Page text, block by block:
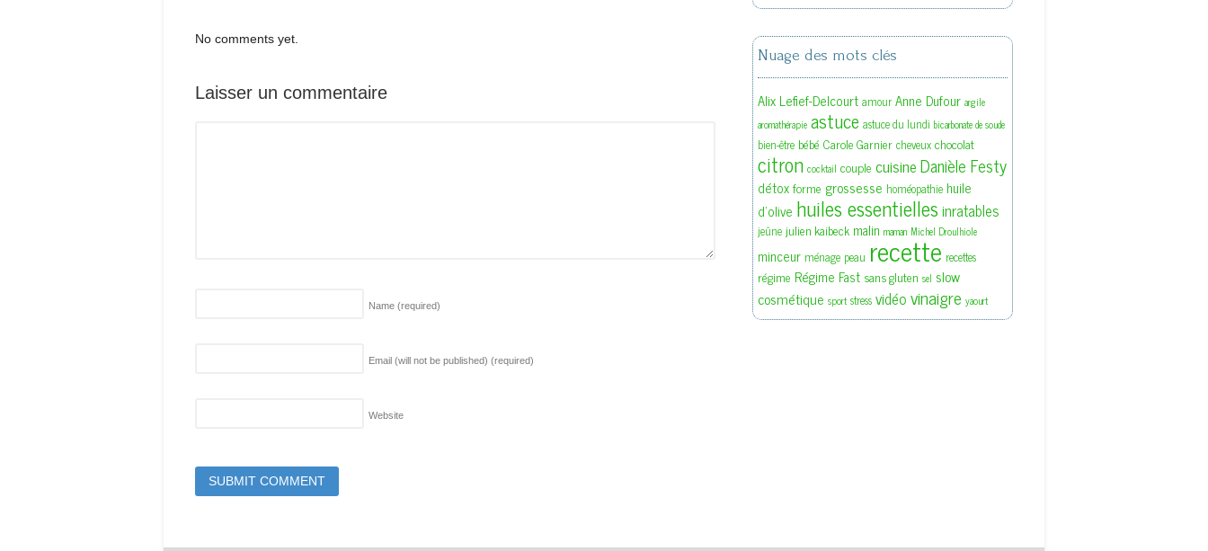
No comments yet.
Laisser un commentaire
Name (required)
Email (will not be published) (required)
Website
Nuage des mots clés
Alix Lefief-Delcourt amour Anne Dufour argile
aromathérapie astuce astuce du lundi bicarbonate de soude
bien-être bébé Carole Garnier cheveux chocolat
citron cocktail couple cuisineDanièle Festy
détoxforme grossesse homéopathie huile
d'olive huiles essentiellesinratables
jeûne julien kaibeck malin maman Michel Droulhiole
minceur ménage peau recette recettes
régime Régime Fast sans gluten sel slow
cosmétique sport stress vidéovinaigre yaourt